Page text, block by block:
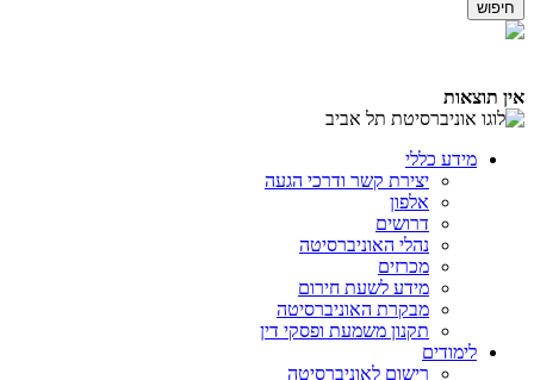
אין תוצאות
מידע כללי
יצירת קשר ודרכי הגעה
אלפון
דרושים
נהלי האוניברסיטה
מכרזים
מידע לשעת חירום
מבקרת האוניברסיטה
תקנון משמעת ופסקי דין
לימודים
רישום לאוניברסיטה